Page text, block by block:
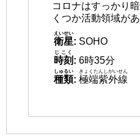
コロナはすっかり
くつか活動領域があ
衛星
えいせい
: SOHO
時刻
じこく
: 6時35分
種類
しゅるい
: 極端紫外線
きょくたんしがいせん